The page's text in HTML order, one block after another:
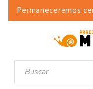
Permaneceremos